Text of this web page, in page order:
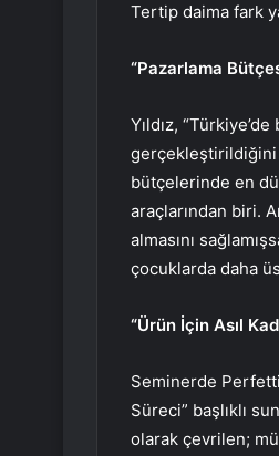
Tertip daima fark
“Pazarlama
Yıldız,
gerçekleştirildiğini
bütçelerinde en
araçlarından biri.
almasını
çocuklarda daha
“Ürün İçin Asıl
Seminerde
Süreci” başlıklı
olarak çevrilen;